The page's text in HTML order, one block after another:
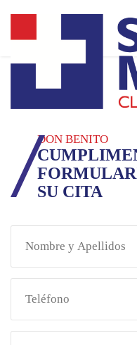
DON BENITO
SU CITA